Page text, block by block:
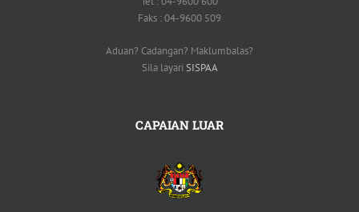
Faks : 04-9600 509
Aduan? Cadangan? Maklumbalas?
Sila layari SISPAA
CAPAIAN LUAR